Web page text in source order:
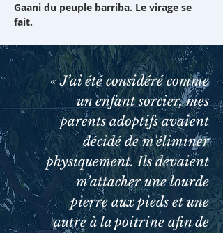
Gaani du peuple barriba. Le virage se
fait.
« J’ai été considéré comme
un enfant sorcier, mes
parents adoptifs avaient
décidé de m’éliminer
physiquement. Ils devaient
m’attacher une lourde
pierre aux pieds et une
autre à la poitrine afin de